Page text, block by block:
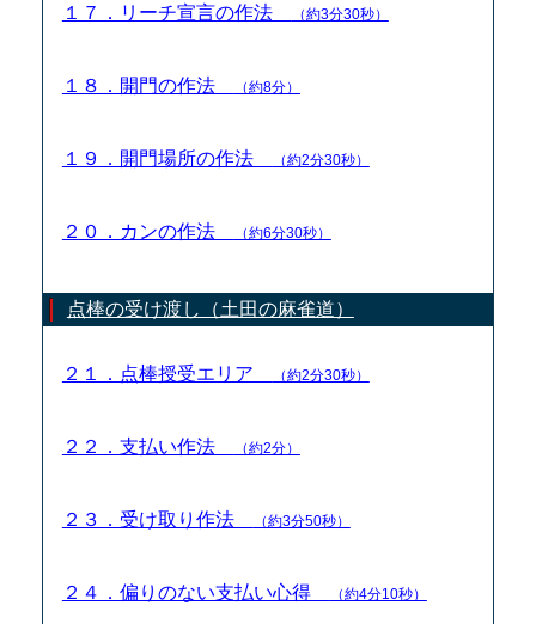
１７．リーチ宣言の作法 （約3分30秒）
１８．開門の作法 （約8分）
１９．開門場所の作法 （約2分30秒）
２０．カンの作法 （約6分30秒）
点棒の受け渡し（土田の麻雀道）
２１．点棒授受エリア （約2分30秒）
２２．支払い作法 （約2分）
２３．受け取り作法 （約3分50秒）
２４．偏りのない支払い心得 （約4分10秒）